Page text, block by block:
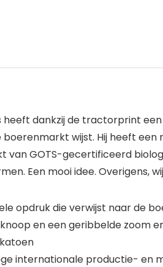
dankzij de tractorprint
wijst. Hij heeft
GOTS-gecertificeerd
Een mooi idee. Overigens,
opdruk die verwijst naar de
en een geribbelde zoom
internationale productie- en